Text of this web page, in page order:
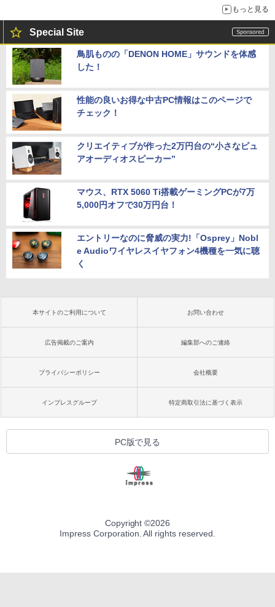
もっと見る
Special Site
鳥肌ものの「DENON HOME」サウンドを体感
した！
性能の良いお得な中古PC情報はこのページで
チェック！
クリエイティブが作った2万円台の“小さなピュ
アオーディオスピーカー”
マウス、RTX 5060 Ti搭載ゲーミングPCが7万
5,000円オフで30万円台！
エントリーなのに脅威の実力!「Osprey」Nobl
e Audioワイヤレスイヤフォン4機種を一気に聴
く
本サイトのご利用について お問い合わせ
広告掲載のご案内 編集部へのご連絡
プライバシーポリシー 会社概要
インプレスグループ 特定商取引法に基づく表示
PC版で見る
Copyright ©2026
Impress Corporation. All rights reserved.